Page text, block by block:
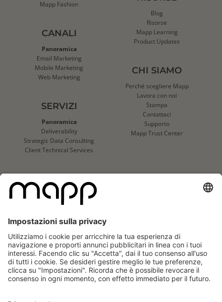
Mapp Fashion
CANALI
Panoramica
Email Marketing
Mobile Marketing
Web Marketing
SERVIZI
Panoramica
Deliverability
Strategic Data Consulting
Client Technical Services
Casi di successo
Loghi dei clienti
Blog
Risorse
Mapp Learning
Product Updates
CHI SIAMO
Perché scegliere Mapp
Lavora con noi
Stampa
Contattaci
Supporto
Mapp Trust Center
Mapp
Cloud
Reviews
Mapp
Cloud
Reviews